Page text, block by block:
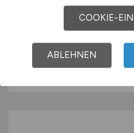
Dr. Becker Brunnen-
26.07.2026
Horn-Bad Meinberg
COOKIE-
ABLEHNEN